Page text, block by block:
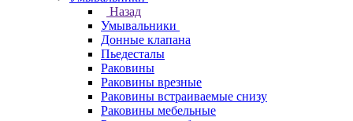
Назад
Умывальники
Донные клапана
Пьедесталы
Раковины
Раковины врезные
Раковины встраиваемые снизу
Раковины мебельные